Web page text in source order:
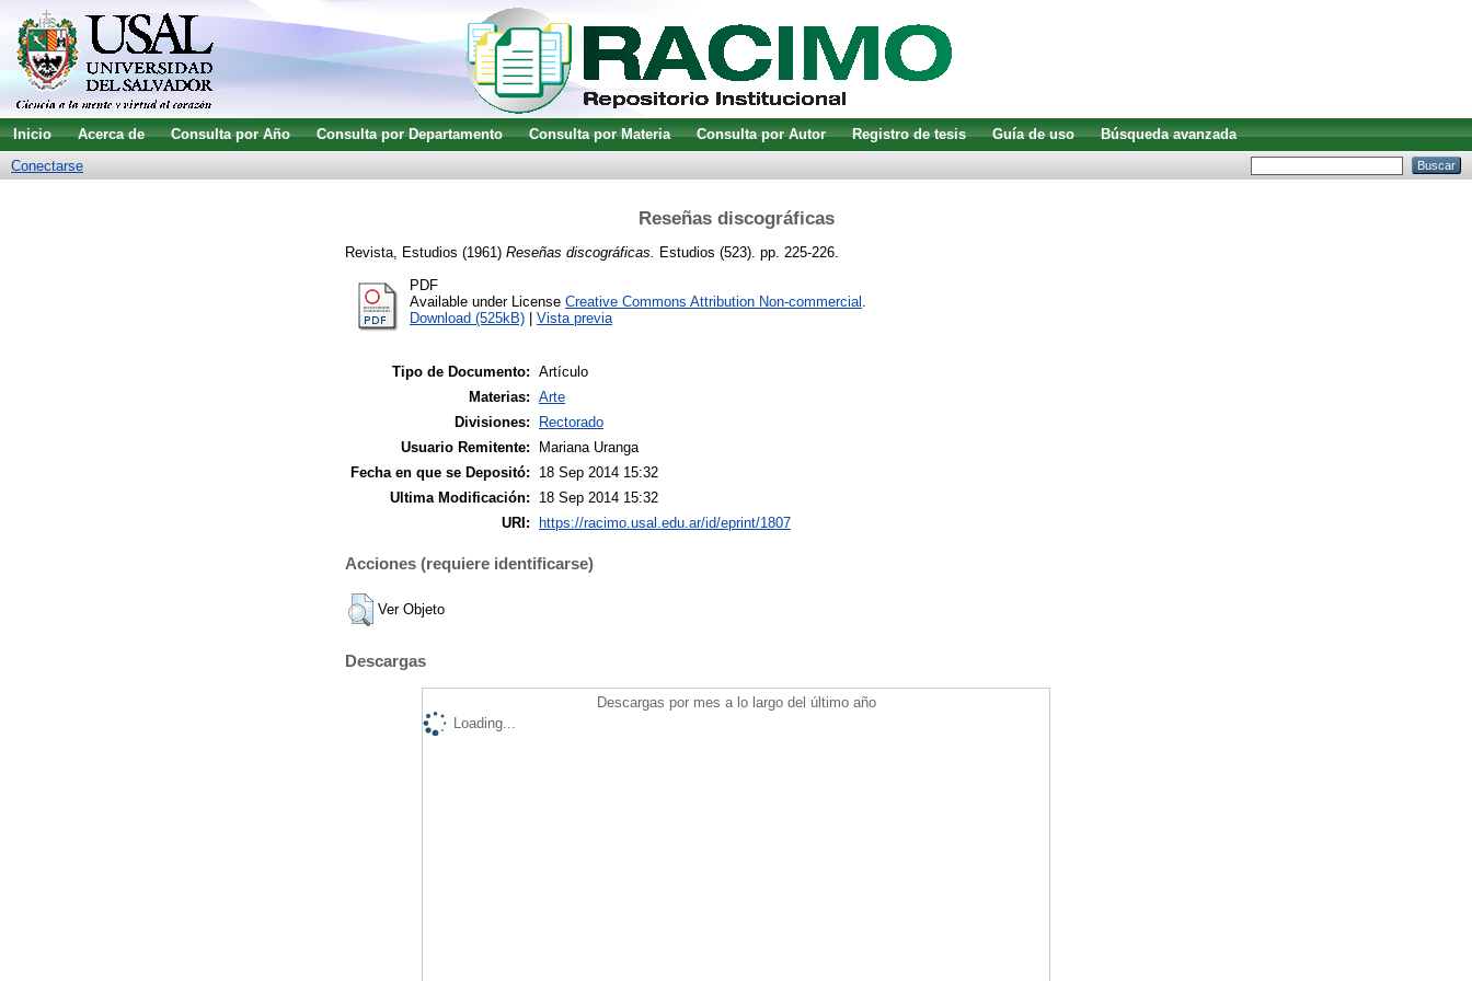
Inicio Acerca de Consulta por Año Consulta por Departamento Consulta por Materia Consulta por Autor Registro de tesis Guía de uso
Búsqueda avanzada
Conectarse
Reseñas discográficas
Revista, Estudios (1961) Reseñas discográficas. Estudios (523). pp. 225-226.
PDF
Available under License Creative Commons Attribution Non-commercial .
Download (525kB)
Vista previa
Tipo de Documento: Artículo
Materias: Arte
Divisiones:
Rectorado
Usuario Remitente:
Mariana Uranga
Fecha en que se Depositó:
18 Sep 2014 15:32
Ultima Modificación:
18 Sep 2014 15:32
URI:
https://racimo.usal.edu.ar/id/eprint/1807
Acciones (requiere identificarse)
Ver Objeto
Descargas
Descargas por mes a lo largo del último año
Loading...